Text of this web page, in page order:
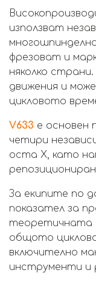
използват
фрезоват и
няколко
движения и
цикловото
V633 е основен
четири
оста X, като
За екипите по
показател за
теоретичната
общото
включително
инструменти и